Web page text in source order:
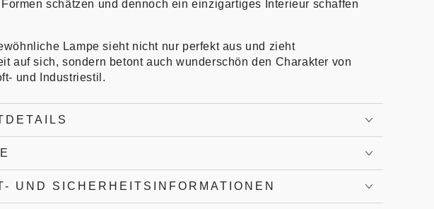
schätzen und dennoch ein einzigartiges Interieur schaffen
Lampe sieht nicht nur perfekt aus und zieht
auf sich, sondern betont auch wunderschön den Charakter von
und Industriestil.
UND SICHERHEITSINFORMATIONEN